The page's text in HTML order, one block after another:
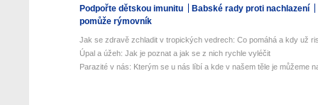
Podpořte dětskou imunitu
Babské rady proti nachlazení
pomůže rýmovník
Jak se zdravě zchladit v tropických vedrech: Co pomáhá a kdy už
Úpal a úžeh: Jak je poznat a jak se z nich rychle vyléčit
Parazité v nás: Kterým se u nás líbí a kde v našem těle je můžeme